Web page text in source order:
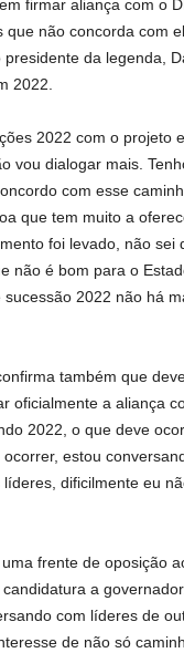
firmar aliança com o
que não concorda com
da legenda,
2022.
2022 com o projeto
vou dialogar mais.
com esse
que tem muito a
foi levado, não sei
não é bom para o
2022 não há
também que
oficialmente a aliança
2022, o que deve
ocorrer, estou
dificilmente eu
frente de oposição
a
com líderes de
de não só